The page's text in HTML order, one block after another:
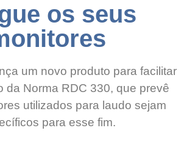
os seus
um novo produto para facilitar
da Norma RDC 330, que prevê
utilizados para laudo sejam
para esse fim.